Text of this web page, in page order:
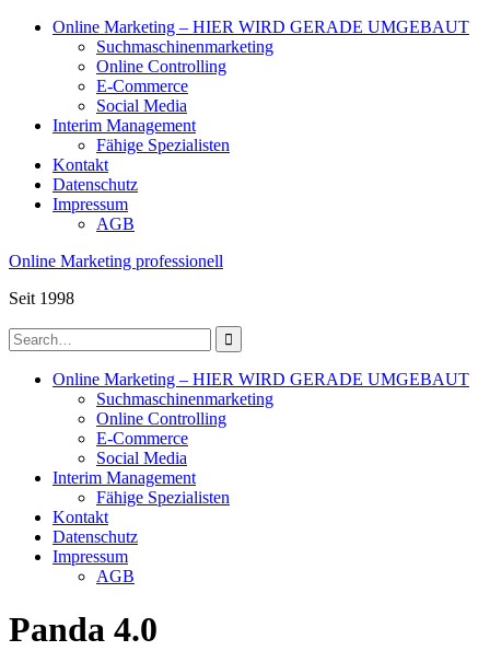
Skip
Online Marketing – HIER WIRD GERADE UMGEBAUT
Suchmaschinenmarketing
Online Controlling
E-Commerce
Social Media
Interim Management
Fähige Spezialisten
Kontakt
Datenschutz
Impressum
AGB
Online Marketing professionell
Seit 1998
Search
for:
Online Marketing – HIER WIRD GERADE UMGEBAUT
Suchmaschinenmarketing
Online Controlling
E-Commerce
Social Media
Interim Management
Fähige Spezialisten
Kontakt
Datenschutz
Impressum
AGB
Panda 4.0